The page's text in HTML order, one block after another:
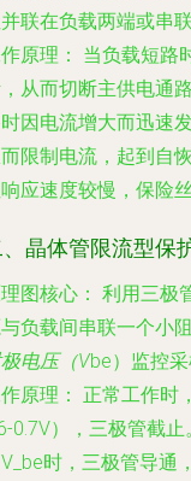
联在负载两端或串
原理：
当负载短路
从而切断主供电通
因电流增大而迅速
限制电流，起到自
应速度较慢，保险
晶体管限流型保
图核心： 利用三极
负载间串联一个小
电压（Vbe）监控采
原理：
正常工作时
0.7V），三极管截
时，三极管导通